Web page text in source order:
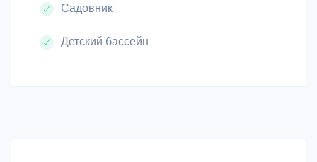
Садовник
Детский бассейн